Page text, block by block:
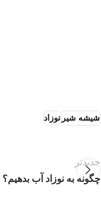
شیشه شیر نوزاد
جدیدتر
چگونه به نوزاد آب بدهیم؟